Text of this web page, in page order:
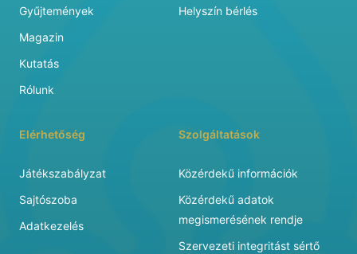
Gyűjtemények
Magazin
Kutatás
Rólunk
Helyszín bérlés
Elérhetőség
Játékszabályzat
Sajtószoba
Adatkezelés
Szolgáltatások
Közérdekű információk
Közérdekű adatok
megismerésének rendje
Szervezeti integritást sértő